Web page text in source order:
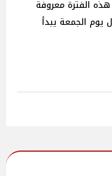
هذه الفترة معروفة
يوم الجمعة يبدأ